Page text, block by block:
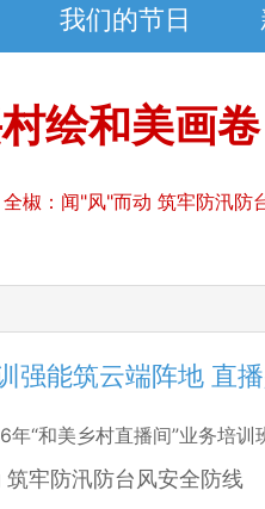
我们的节日
绘和美画卷
全椒：闻"风"而动 筑牢防汛防
强能筑云端阵地 直
“和美乡村直播间”业务培训
牢防汛防台风安全防线